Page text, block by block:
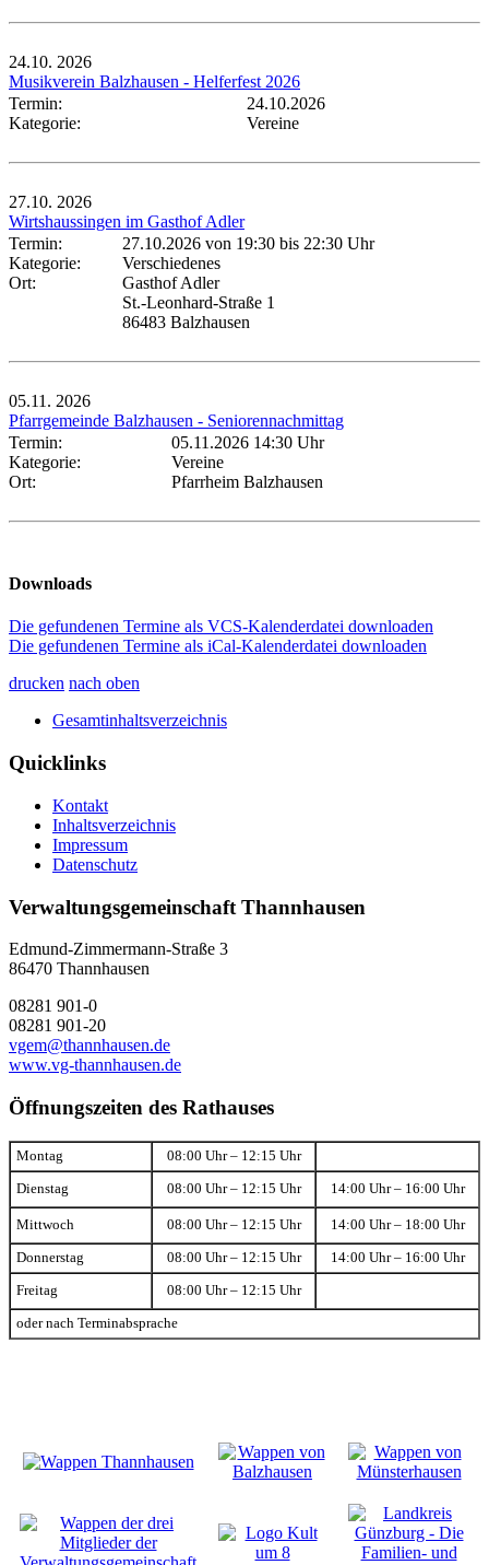
24.10. 2026
Musikverein Balzhausen - Helferfest 2026
Termin:
24.10.2026
Kategorie:
Vereine
27.10. 2026
Wirtshaussingen im Gasthof Adler
Termin:
27.10.2026 von 19:30 bis 22:30 Uhr
Kategorie:
Verschiedenes
Ort:
Gasthof Adler
St.-Leonhard-Straße 1
86483 Balzhausen
05.11. 2026
Pfarrgemeinde Balzhausen - Seniorennachmittag
Termin:
05.11.2026 14:30 Uhr
Kategorie:
Vereine
Ort:
Pfarrheim Balzhausen
Downloads
Die gefundenen Termine als VCS-Kalenderdatei downloaden
Die gefundenen Termine als iCal-Kalenderdatei downloaden
drucken nach oben
Gesamtinhaltsverzeichnis
Quicklinks
Kontakt
Inhaltsverzeichnis
Impressum
Datenschutz
Verwaltungsgemeinschaft Thannhausen
Edmund-Zimmermann-Straße 3
86470 Thannhausen
08281 901-0
08281 901-20
vgem@thannhausen.de
www.vg-thannhausen.de
Öffnungszeiten des Rathauses
Montag 08:00 Uhr – 12:15 Uhr
Dienstag 08:00 Uhr – 12:15 Uhr 14:00 Uhr – 16:00 Uhr
Mittwoch 08:00 Uhr – 12:15 Uhr 14:00 Uhr – 18:00 Uhr
Donnerstag 08:00 Uhr – 12:15 Uhr 14:00 Uhr – 16:00 Uhr
Freitag 08:00 Uhr – 12:15 Uhr
oder nach Terminabsprache